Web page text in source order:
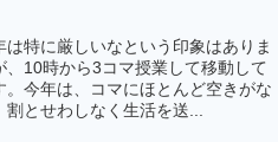
特に厳しいなという印象はありま
10時から3コマ授業して移動して
今年は、コマにほとんど空きがな
割とせわしなく生活を送...